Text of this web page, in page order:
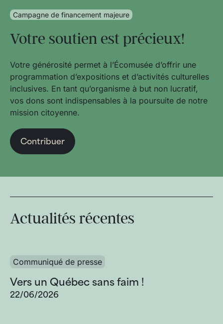
Campagne de financement majeure
Votre soutien est précieux!
Votre générosité permet à l’Écomusée d’offrir une
programmation d’expositions et d’activités culturelles
inclusives. En tant qu’organisme à but non lucratif,
vos dons sont indispensables à la poursuite de notre
mission citoyenne.
Contribuer
Actualités récentes
Communiqué de presse
Vers un Québec sans faim !
22/06/2026